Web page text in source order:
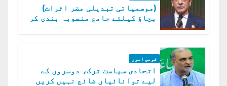
(موسمیاتی تبدیلی مضر اثرات)
بچاؤ کیلئے جامع منصوبہ بندی کر
قومی امور
اتحادی سیاست ترک، دوسروں کے
لیے توانائیاں ضائع نہیں کریں